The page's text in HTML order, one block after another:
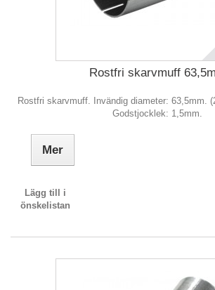
Rostfri skarvmuff
Rostfri skarvmuff. Invändig diameter: 63,5mm.
Godstjocklek: 1,5mm.
Mer
Lägg till i
önskelistan